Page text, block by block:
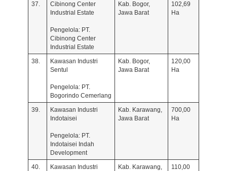
37.
Cibinong Center
Industrial Estate
Pengelola: PT.
Cibinong Center
Industrial Estate
Kab. Bogor,
Jawa Barat
102,69
Ha
38.
Kawasan Industri
Sentul
Pengelola: PT.
Bogorindo Cemerlang
Kab. Bogor,
Jawa Barat
120,00
Ha
39.
Kawasan Industri
Indotaisei
Pengelola: PT.
Indotaisei Indah
Development
Kab. Karawang,
Jawa Barat
700,00
Ha
40.
Kawasan Industri
Kab. Karawang,
110,00